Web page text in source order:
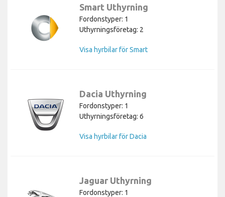
Smart Uthyrning
Fordonstyper: 1
Uthyrningsföretag: 2
Visa hyrbilar för Smart
Dacia Uthyrning
Fordonstyper: 1
Uthyrningsföretag: 6
Visa hyrbilar för Dacia
Jaguar Uthyrning
Fordonstyper: 1